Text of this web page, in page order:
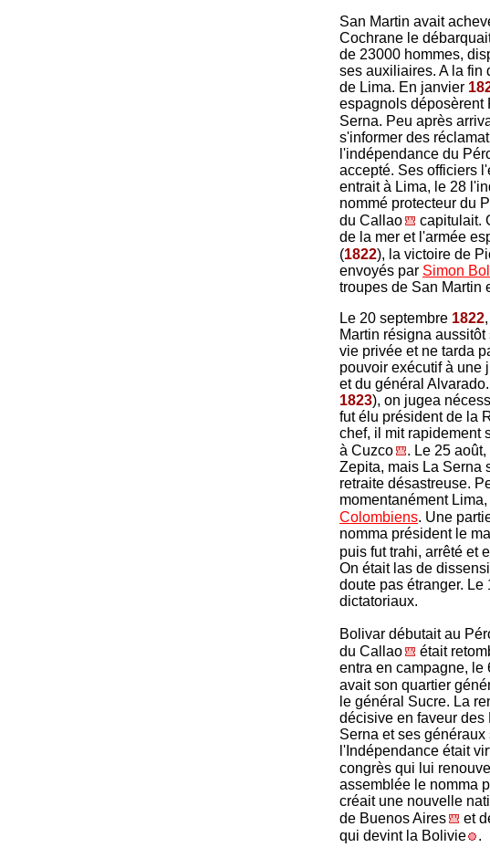
San Martin avait
Cochrane le
de 23000 hommes,
ses auxiliaires. A la fin
de Lima. En janvier
espagnols déposèrent
Serna. Peu après
s'informer des
l'indépendance du
accepté. Ses officiers
entrait à Lima, le 28
nommé protecteur du
du Callao
capitulait.
de la mer et l'armée
(1822), la victoire de
envoyés par Simon
troupes de San Martin
Le 20 septembre 1822
Martin résigna
vie privée et ne tarda
pouvoir exécutif à une
et du général
1823), on jugea
fut élu président de la
chef, il mit rapidement
à Cuzco
. Le 25
Zepita, mais La Serna
retraite désastreuse.
momentanément
Colombiens. Une
nomma président le
puis fut trahi, arrêté et
On était las de
doute pas étranger.
dictatoriaux.
Bolivar débutait au
du Callao
était
entra en campagne, le
avait son quartier
le général Sucre. La
décisive en faveur des
Serna et ses
l'Indépendance était
congrès qui lui
assemblée le nomma
créait une nouvelle
de Buenos Aires
et
qui devint la Bolivie
.